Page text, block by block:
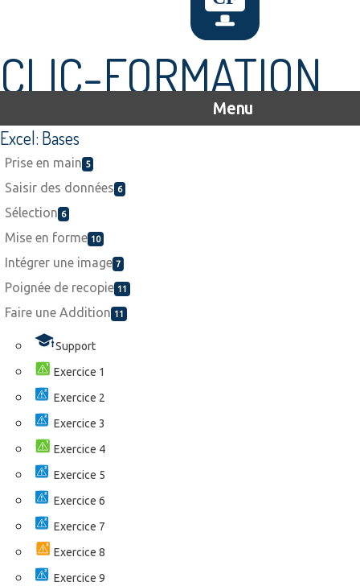
CLIC-FORMATION
Menu
Excel: Bases
Prise en main 5
Saisir des données 6
Sélection 6
Mise en forme 10
Intégrer une image 7
Poignée de recopie 11
Faire une Addition 11
Support
Exercice 1
Exercice 2
Exercice 3
Exercice 4
Exercice 5
Exercice 6
Exercice 7
Exercice 8
Exercice 9